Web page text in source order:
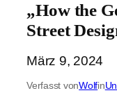
„How the
Street
März 9, 2024
Verfasst vonWolfin